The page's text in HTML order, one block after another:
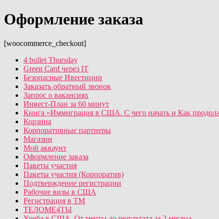
Оформление заказа
[woocommerce_checkout]
4 bullet Thursday
Green Card через IT
Безопасные Ивестиции
Заказать обратный звонок
Запрос о вакансиях
Инвест-План за 60 минут
Книга «Иммиграция в США. С чего начать и Как
Корзина
Корпоративные партнеры
Магазин
Мой аккаунт
Оформление заказа
Пакеты участия
Пакеты участия (Корпоратив)
Подтверждение регистрации
Рабочие визы в США
Регистрация в ТМ
ТЕЛОМЕ4ТЫ